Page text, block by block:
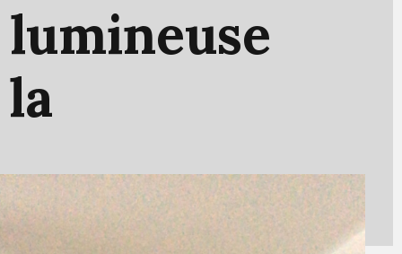
lumineuse
la